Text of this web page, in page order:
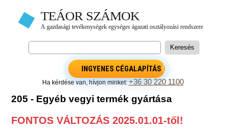
INGYENES CÉGALAPÍTÁS
Ha kérdése van, hívjon minket:+36 30 220 1100
205 - Egyéb vegyi termék gyártása
FONTOS VÁLTOZÁS 2025.01.01-től!